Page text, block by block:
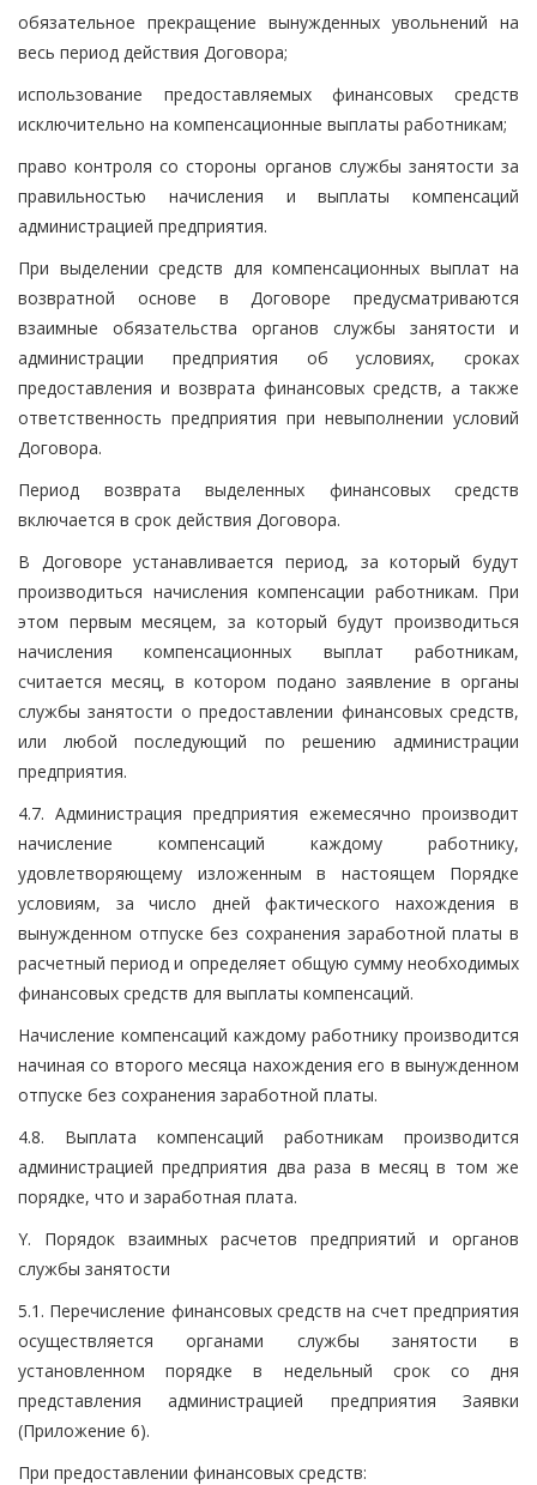
обязательное прекращение вынужденных увольнений на
весь период действия Договора;
использование предоставляемых финансовых средств
исключительно на компенсационные выплаты работникам;
право контроля со стороны органов службы занятости за
правильностью начисления и выплаты компенсаций
администрацией предприятия.
При выделении средств для компенсационных выплат на
возвратной основе в Договоре предусматриваются
взаимные обязательства органов службы занятости и
администрации предприятия об условиях, сроках
предоставления и возврата финансовых средств, а также
ответственность предприятия при невыполнении условий
Договора.
Период возврата выделенных финансовых средств
включается в срок действия Договора.
В Договоре устанавливается период, за который будут
производиться начисления компенсации работникам. При
этом первым месяцем, за который будут производиться
начисления компенсационных выплат работникам,
считается месяц, в котором подано заявление в органы
службы занятости о предоставлении финансовых средств,
или любой последующий по решению администрации
предприятия.
4.7. Администрация предприятия ежемесячно производит
начисление компенсаций каждому работнику,
удовлетворяющему изложенным в настоящем Порядке
условиям, за число дней фактического нахождения в
вынужденном отпуске без сохранения заработной платы в
расчетный период и определяет общую сумму необходимых
финансовых средств для выплаты компенсаций.
Начисление компенсаций каждому работнику производится
начиная со второго месяца нахождения его в вынужденном
отпуске без сохранения заработной платы.
4.8. Выплата компенсаций работникам производится
администрацией предприятия два раза в месяц в том же
порядке, что и заработная плата.
Y. Порядок взаимных расчетов предприятий и органов
службы занятости
5.1. Перечисление финансовых средств на счет предприятия
осуществляется органами службы занятости в
установленном порядке в недельный срок со дня
представления администрацией предприятия Заявки
(Приложение 6).
При предоставлении финансовых средств: